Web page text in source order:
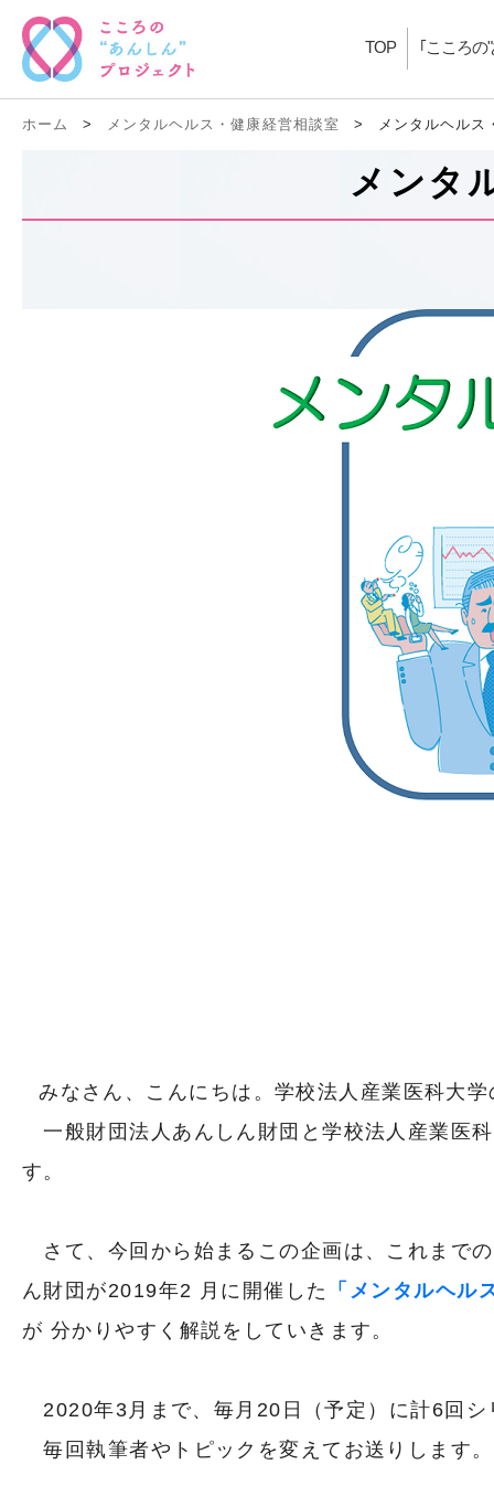
TOP ｢こころの
ホーム > メンタルヘルス・健康経営相談室 > メンタルヘル
メンタ
みなさん、こんにちは。学校法人産業医科大
一般財団法人あんしん財団と学校法人産業医
す。
さて、今回から始まるこの企画は、これまで
ん財団が2019年2 月に開催した
「メンタルヘル
が 分かりやすく解説をしていきます。
2020年3月まで、毎月20日（予定）に計6回シ
毎回執筆者やトピックを変えてお送りします